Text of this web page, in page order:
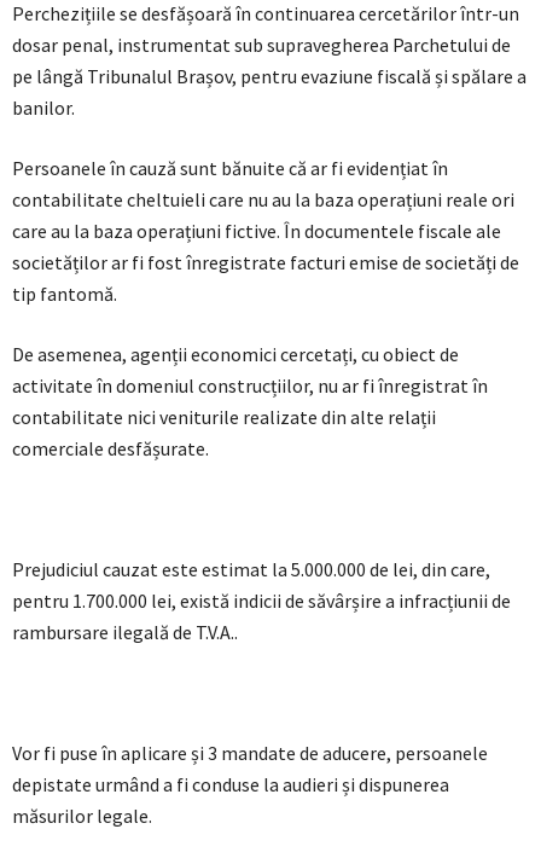
Perchezițiile se desfășoară în continuarea cercetărilor într-un
dosar penal, instrumentat sub supravegherea Parchetului de
pe lângă Tribunalul Brașov, pentru evaziune fiscală și spălare a
banilor.
Persoanele în cauză sunt bănuite că ar fi evidențiat în
contabilitate cheltuieli care nu au la baza operațiuni reale ori
care au la baza operațiuni fictive. În documentele fiscale ale
societăților ar fi fost înregistrate facturi emise de societăți de
tip fantomă.
De asemenea, agenții economici cercetați, cu obiect de
activitate în domeniul construcțiilor, nu ar fi înregistrat în
contabilitate nici veniturile realizate din alte relații
comerciale desfășurate.
Prejudiciul cauzat este estimat la 5.000.000 de lei, din care,
pentru 1.700.000 lei, există indicii de săvârșire a infracțiunii de
rambursare ilegală de T.V.A..
Vor fi puse în aplicare și 3 mandate de aducere, persoanele
depistate urmând a fi conduse la audieri și dispunerea
măsurilor legale.